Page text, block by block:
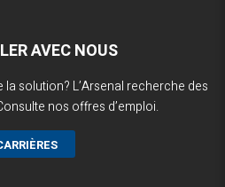
AVEC NOUS
solution? L’Arsenal recherche des
nos offres d’emploi.